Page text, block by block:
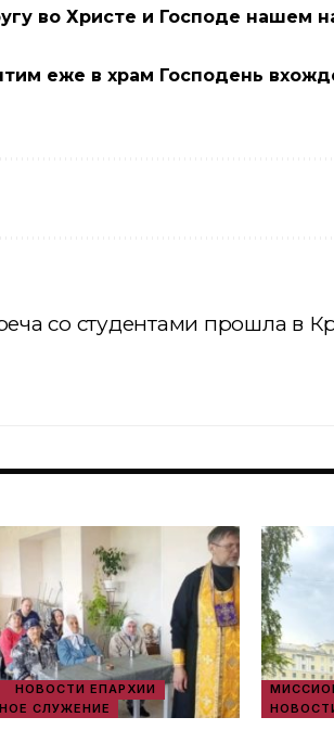
во Христе и Господе нашем
еже в храм Господень
со студентами прошла в
НОВОСТИ ЕПАРХИИ
СЛУЖЕНИЕ